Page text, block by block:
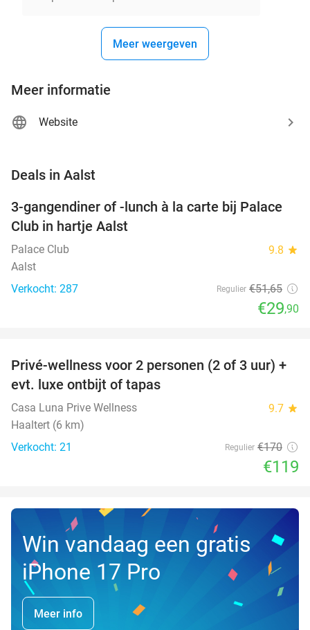
Meer weergeven
Meer informatie
Website
Deals in Aalst
42%
3-gangendiner of -lunch à la carte bij Palace
Club in hartje Aalst
Palace Club 9.8 star
Aalst
Verkocht: 287
Regulier €51,65
€29,90
30%
Privé-wellness voor 2 personen (2 of 3 uur) +
evt. luxe ontbijt of tapas
Casa Luna Prive Wellness 9.7 star
Haaltert (6 km)
Verkocht: 21
Regulier €170
€119
Win vandaag een gratis
iPhone 17 Pro
Meer info